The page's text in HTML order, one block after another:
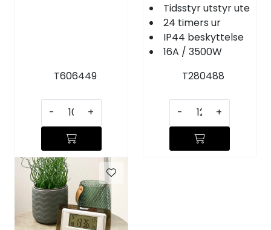
T606449
- +
Tidsstyr utstyr ute
24 timers ur
IP44 beskyttelse
16A / 3500W
T280488
- +